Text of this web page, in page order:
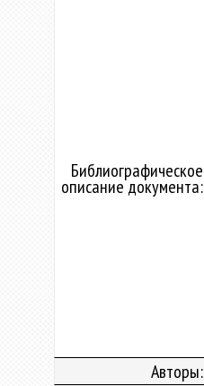
Библиографическое
описание документа:
Авторы: